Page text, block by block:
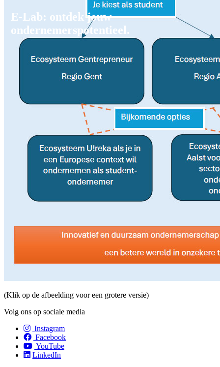
E-Lab: ontdek jouw
ondernemerspotentieel.
(Klik op de afbeelding voor een grotere versie)
Volg ons op sociale media
Instagram
Facebook
YouTube
LinkedIn